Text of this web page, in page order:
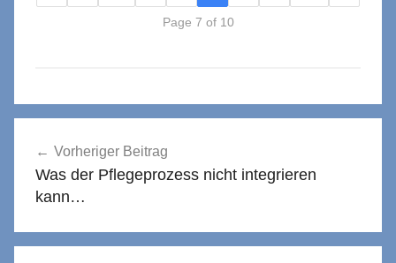
Page 7 of 10
Vorheriger Beitrag
Was der Pflegeprozess nicht integrieren
kann…